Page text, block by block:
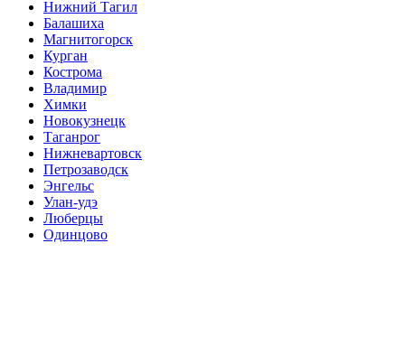
Нижний Тагил
Балашиха
Магнитогорск
Курган
Кострома
Владимир
Химки
Новокузнецк
Таганрог
Нижневартовск
Петрозаводск
Энгельс
Улан-удэ
Люберцы
Одинцово